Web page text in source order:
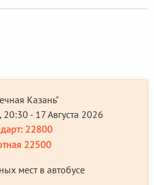
Казань"
20:30 - 17 Августа 2026
22800
22500
мест в автобусе